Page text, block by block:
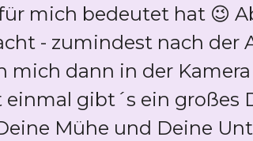
mich bedeutet hat 😉
- zumindest nach der
mich dann in der
gibt´s ein großes
Mühe und Deine